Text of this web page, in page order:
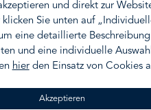
hinzufügen
und direkt zur
Sie unten auf
eine detaillierte
und eine individuelle
hierden Einsatz von Cookies
Akzeptieren